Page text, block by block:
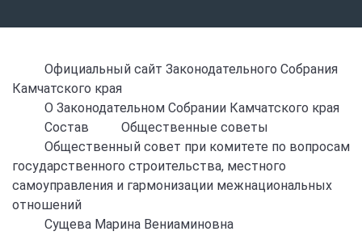
Официальный сайт Законодательного Собрания
Камчатского края
О Законодательном Собрании Камчатского края
Состав
Общественные советы
Общественный совет при комитете по вопросам
государственного строительства, местного
самоуправления и гармонизации межнациональных
отношений
Сущева Марина Вениаминовна